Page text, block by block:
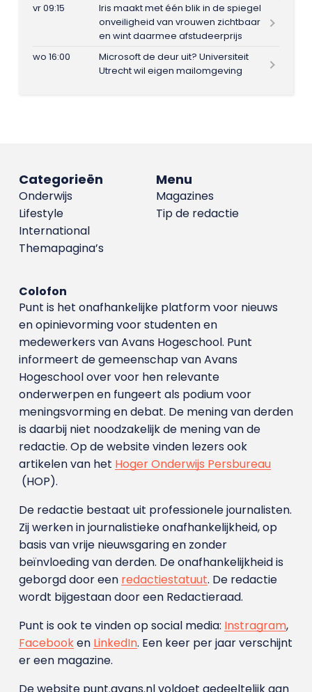
vr 09:15
Iris maakt met één blik in de spiegel
onveiligheid van vrouwen zichtbaar
en wint daarmee afstudeerprijs
wo 16:00
Microsoft de deur uit? Universiteit
Utrecht wil eigen mailomgeving
Menu
Magazines
Tip de redactie
Categorieën
Onderwijs
Lifestyle
International
Themapagina’s
Colofon
Punt is het onafhankelijke platform voor nieuws
en opinievorming voor studenten en
medewerkers van Avans Hoge­school. Punt
informeert de gemeenschap van Avans
Hogeschool over voor hen relevante
onderwerpen en fungeert als podium voor
meningsvorming en debat. De mening van derden
is daarbij niet noodzakelijk de mening van de
redactie. Op de website vinden lezers ook
artikelen van het Hoger Onderwijs Persbureau
(HOP).
De redactie bestaat uit professionele journalisten.
Zij werken in journalistieke onafhankelijkheid, op
basis van vrije nieuwsgaring en zonder
beïnvloeding van derden. De onafhankelijkheid is
geborgd door een redactiestatuut. De redactie
wordt bijgestaan door een Redactieraad.
Punt is ook te vinden op social media: Instragram,
Facebooken LinkedIn. Een keer per jaar verschijnt
er een magazine.